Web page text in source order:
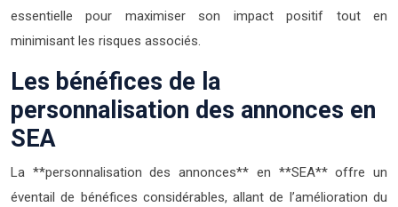
essentielle pour maximiser son impact positif tout en
minimisant les risques associés.
Les bénéfices de la
personnalisation des annonces en
SEA
La **personnalisation des annonces** en **SEA** offre un
éventail de bénéfices considérables, allant de l’amélioration du